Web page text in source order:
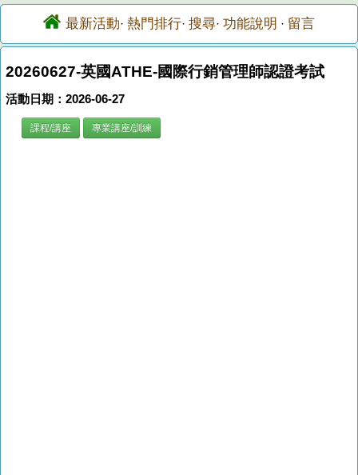
最新活動· 熱門排行· 搜尋· 功能說明 · 留言
20260627-英國ATHE-國際行銷管理師認證考試
活動日期：2026-06-27
課程/講座 專業講座/訓練